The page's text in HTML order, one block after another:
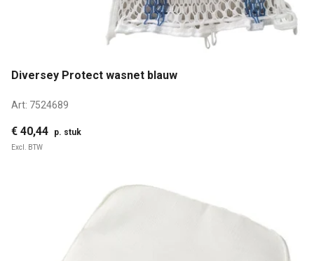
Diversey Protect wasnet blauw
Art: 7524689
€ 40,44 p. stuk
Excl. BTW